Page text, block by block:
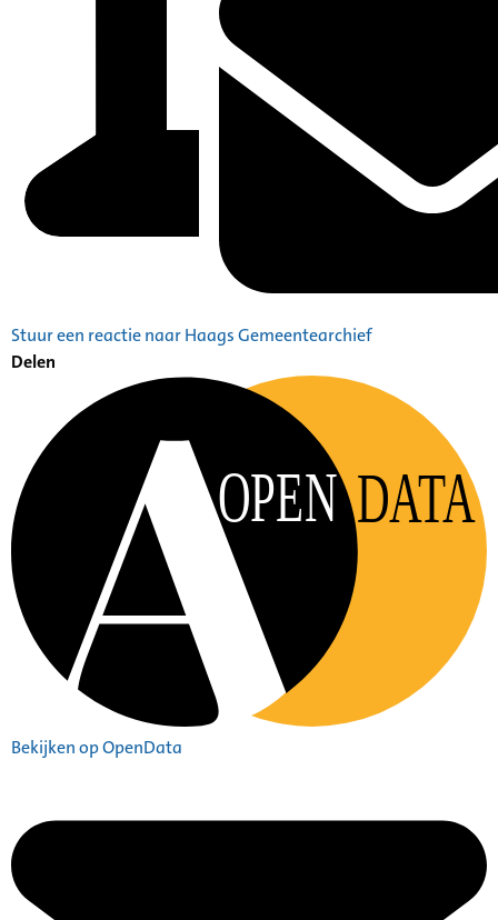
Stuur een reactie naar Haags Gemeentearchief
Delen
OPEN DATA
Bekijken op OpenData